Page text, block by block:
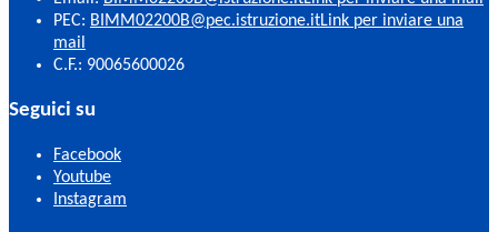
PEC: BIMM02200B@pec.istruzione.itLink per inviare una
mail
C.F.: 90065600026
Seguici su
Facebook
Youtube
Instagram